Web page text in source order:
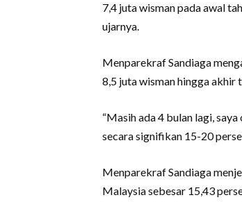
7,4 juta wisman pada awal
ujarnya.
Menparekraf Sandiaga
8,5 juta wisman hingga akhir
“Masih ada 4 bulan lagi,
secara signifikan 15-20
Menparekraf Sandiaga
Malaysia sebesar 15,43